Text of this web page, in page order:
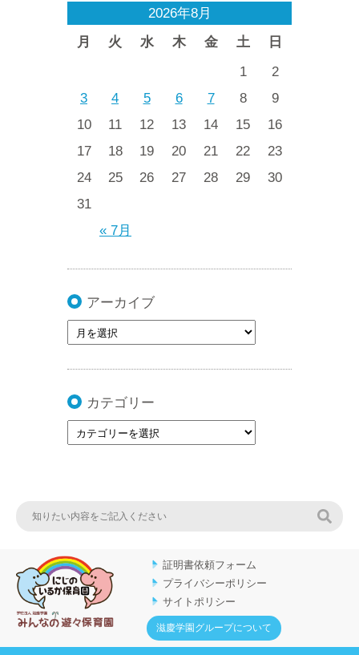
2026年8月
月
火 水 木 金 土 日
« 7月
1
2
3
4 5 6 7 8
9
10
11 12 13 14 15
16
17
18 19 20 21 22
23
24
25 26 27 28 29
30
31
アーカイブ
カテゴリー
証明書依頼フォーム
プライバシーポリシー
サイトポリシー
滋慶学園グループについて